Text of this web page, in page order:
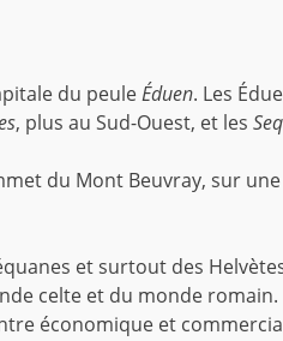
du peuleÉduen. Les
, plus au Sud-Ouest, et les
du Mont Beuvray, sur
et surtout des
celte et du monde romain.
économique et